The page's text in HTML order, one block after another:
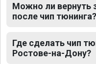
Можно ли вернуть
после чип тюнинга?
Где сделать чип
Ростове-на-Дону?